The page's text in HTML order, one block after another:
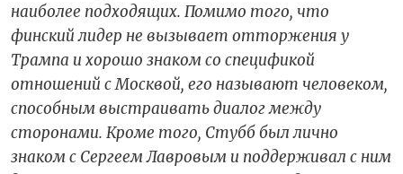
наиболее подходящих. Помимо того, что
финский лидер не вызывает отторжения у
Трампа и хорошо знаком со спецификой
отношений с Москвой, его называют человеком,
способным выстраивать диалог между
сторонами. Кроме того, Стубб был лично
знаком с Сергеем Лавровым и поддерживал с ним